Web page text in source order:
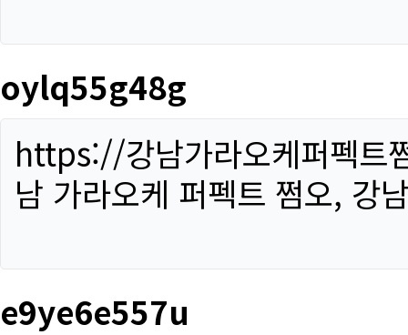
oylq55g48g
https://강남가라오케퍼펙트
남 가라오케 퍼펙트 쩜오, 강
e9ye6e557u